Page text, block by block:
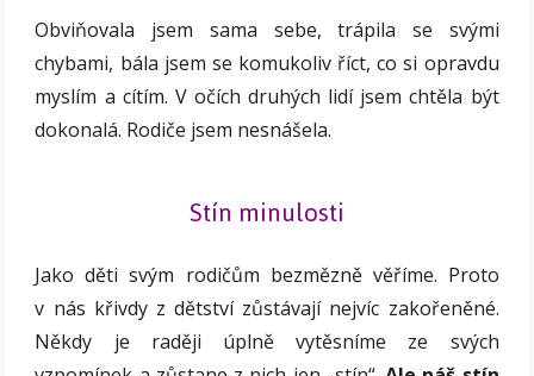
Obviňovala jsem sama sebe, trápila se svými
chybami, bála jsem se komukoliv říct, co si opravdu
myslím a cítím. V očích druhých lidí jsem chtěla být
dokonalá. Rodiče jsem nesnášela.
Stín minulosti
Jako děti svým rodičům bezmězně věříme. Proto
v nás křivdy z dětství zůstávají nejvíc zakořeněné.
Někdy je raději úplně vytěsníme ze svých